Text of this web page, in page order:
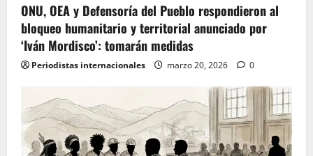
ONU, OEA y Defensoría del Pueblo respondieron al
bloqueo humanitario y territorial anunciado por
‘Iván Mordisco’: tomarán medidas
Periodistas internacionales marzo 20, 2026 0